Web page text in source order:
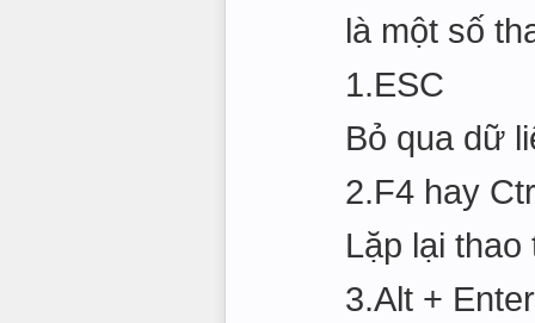
là một số
1.ESC
Bỏ qua dữ
2.F4 hay
Lặp lại
3.Alt + Enter